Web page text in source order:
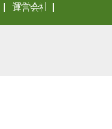
運営会社